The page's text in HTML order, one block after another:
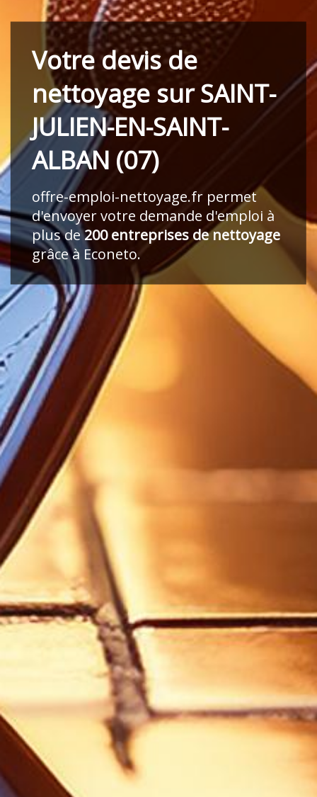
Votre devis de
nettoyage sur SAINT-
JULIEN-EN-SAINT-
ALBAN (07)
offre-emploi-nettoyage.frpermet
d'envoyer votre demande d'emploi à
plus de200 entreprises de nettoyage
grâce à Econeto.